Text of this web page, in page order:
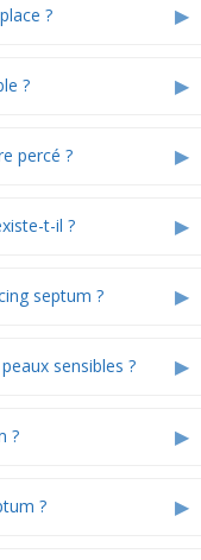
? ▶
? ▶
percé ? ▶
t-il ? ▶
septum ? ▶
sensibles ? ▶
? ▶
? ▶